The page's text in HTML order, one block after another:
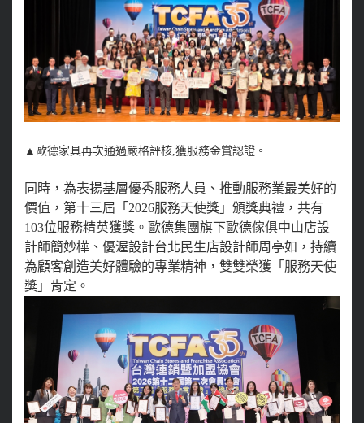
▲ 歐德家具再次通過嚴格評核,獲服務金賞認證。
同時，為表揚基層優秀服務人員、推動服務業最美好的
價值，第十三屆「2026服務天使獎」頒獎典禮，共有
103位服務精英獲獎。歐德集團旗下歐德傢俱中山店設
計師簡妙樺、優渥設計台北民生店設計師周亭如，持續
為顧客創造美好體驗的專業精神，雙雙榮獲「服務天使
獎」肯定。